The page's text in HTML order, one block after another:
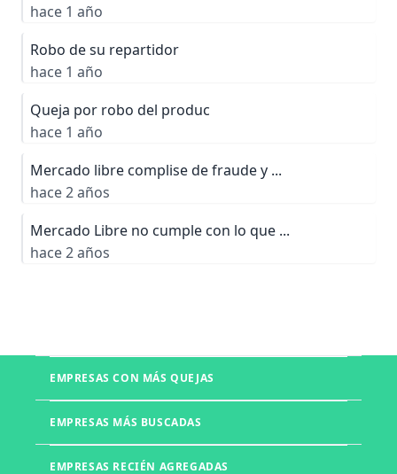
hace 1 año
Robo de su repartidor
hace 1 año
Queja por robo del produc
hace 1 año
Mercado libre complise de fraude y ...
hace 2 años
Mercado Libre no cumple con lo que ...
hace 2 años
EMPRESAS CON MÁS QUEJAS
UNITEC
EMPRESAS MÁS BUSCADAS
EMPRESAS RECIÉN AGREGADAS